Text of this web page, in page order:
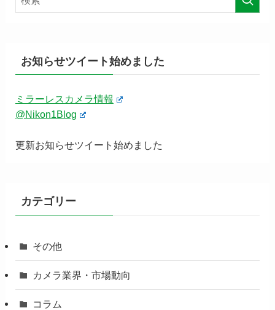
お知らせツイート始めました
ミラーレスカメラ情報
@Nikon1Blog
更新お知らせツイート始めました
カテゴリー
その他
カメラ業界・市場動向
コラム